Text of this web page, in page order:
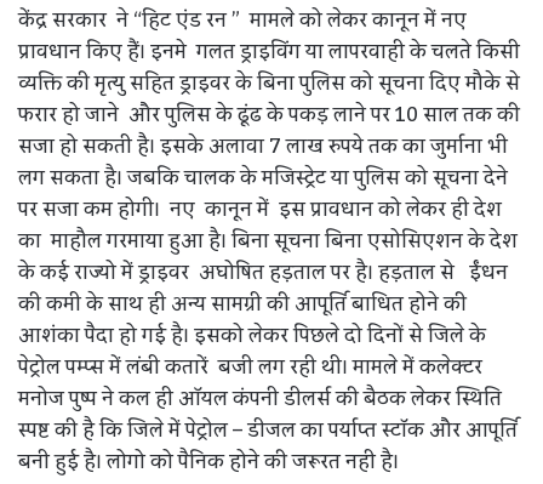
केंद्र सरकार ने “हिट एंड रन ” मामले को लेकर कानून में नए
प्रावधान किए हैं। इनमे गलत ड्राइविंग या लापरवाही के चलते किसी
व्यक्ति की मृत्यु सहित ड्राइवर के बिना पुलिस को सूचना दिए मौके से
फरार हो जाने और पुलिस के ढूंढ के पकड़ लाने पर 10 साल तक की
सजा हो सकती है। इसके अलावा 7 लाख रुपये तक का जुर्माना भी
लग सकता है। जबकि चालक के मजिस्ट्रेट या पुलिस को सूचना देने
पर सजा कम होगी। नए कानून में इस प्रावधान को लेकर ही देश
का माहौल गरमाया हुआ है। बिना सूचना बिना एसोसिएशन के देश
के कई राज्यो में ड्राइवर अघोषित हड़ताल पर है। हड़ताल से ईंधन
की कमी के साथ ही अन्य सामग्री की आपूर्ति बाधित होने की
आशंका पैदा हो गई है। इसको लेकर पिछले दो दिनों से जिले के
पेट्रोल पम्प्स में लंबी कतारें बजी लग रही थी। मामले में कलेक्टर
मनोज पुष्प ने कल ही ऑयल कंपनी डीलर्स की बैठक लेकर स्थिति
स्पष्ट की है कि जिले में पेट्रोल – डीजल का पर्याप्त स्टॉक और आपूर्ति
बनी हुई है। लोगो को पैनिक होने की जरूरत नही है।